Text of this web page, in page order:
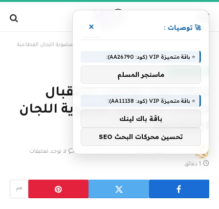
غرفة تبوك تواصل استقبال طلبات الترشيح لعضوية اللجان القطاعية
غرفة تبوك تواصل استقبال
طلبات الترشيح لعضوية اللجان
القطاعية
لا توجد تعليقات
1 دقائق
🚀 توصيات : ×
⭐ باقة متميزة VIP (كود: AA26790):
ماسنجر المسلم
⭐ باقة متميزة VIP (كود: AA11138):
باقة باك لينك
تحسين محركات البحث SEO